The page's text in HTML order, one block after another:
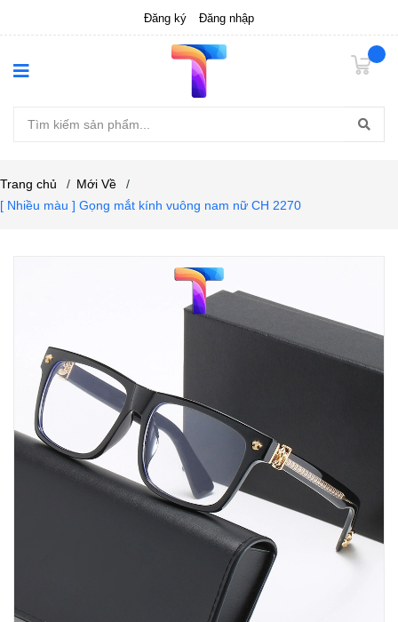
Đăng ký Đăng nhập
Trang chủ / Mới Về
/
[ Nhiều màu ] Gọng mắt kính vuông nam nữ CH 2270